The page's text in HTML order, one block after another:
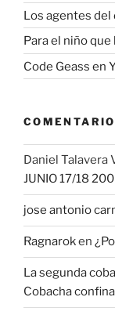
Los agentes
Para el niño
Code Geass en
Daniel Talavera
JUNIO 17/18
jose antonio
Ragnaroken
La segunda
Cobacha